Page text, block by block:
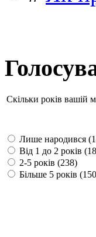
Скільки років вашій
Лише народився
Від 1 до 2 років
2-5 років (238)
Більше 5 років